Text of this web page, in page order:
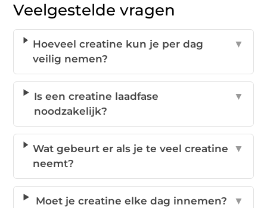
Veelgestelde vragen
Hoeveel creatine kun je per dag
veilig nemen?
▼
Is een creatine laadfase
noodzakelijk?
▼
Wat gebeurt er als je te veel creatine
neemt?
▼
Moet je creatine elke dag innemen? ▼